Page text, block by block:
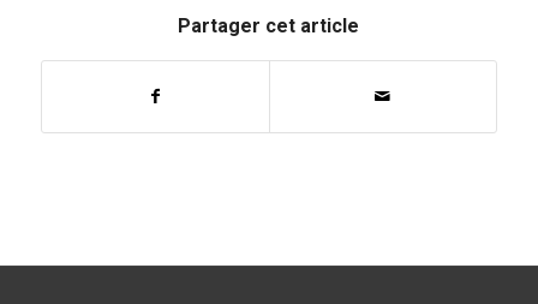
Partager cet article